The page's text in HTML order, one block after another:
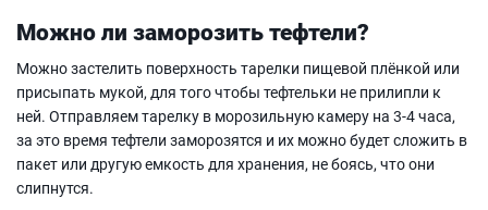
Можно ли заморозить тефтели?
Можно застелить поверхность тарелки пищевой плёнкой или
присыпать мукой, для того чтобы тефтельки не прилипли к
ней. Отправляем тарелку в морозильную камеру на 3-4 часа,
за это время тефтели заморозятся и их можно будет сложить в
пакет или другую емкость для хранения, не боясь, что они
слипнутся.